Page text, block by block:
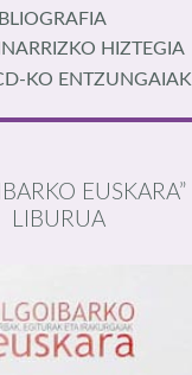
HIZTEGIA
KO ENTZUNGAIAK
EUSKARA”
LIBURUA